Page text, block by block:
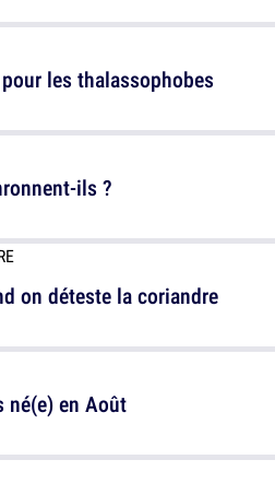
ils ?
né(e) en Août
les thalassophobes
on déteste la coriandre